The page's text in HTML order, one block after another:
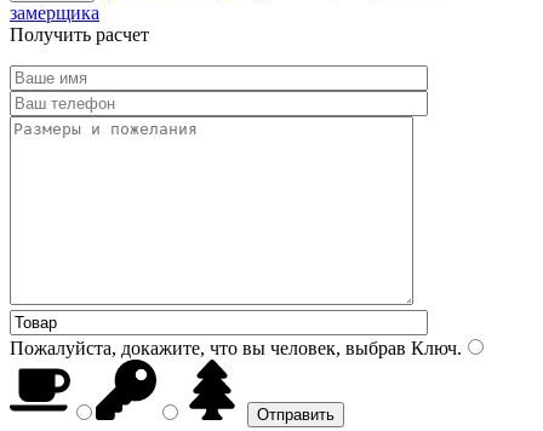
замерщика
Получить расчет
Пожалуйста, докажите, что вы человек, выбрав Ключ.